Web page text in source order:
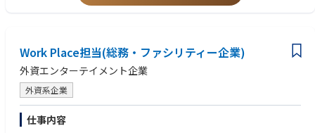
自社の利益創出のみならず、社会貢献や取引先との共存・共栄にも取り組
んでみたい方
リーダーとしてメンバーを牽引する活動に興味がある方
Work Place担当(総務・ファシリティー企業)
外資エンターテイメント企業
外資系企業
仕事内容